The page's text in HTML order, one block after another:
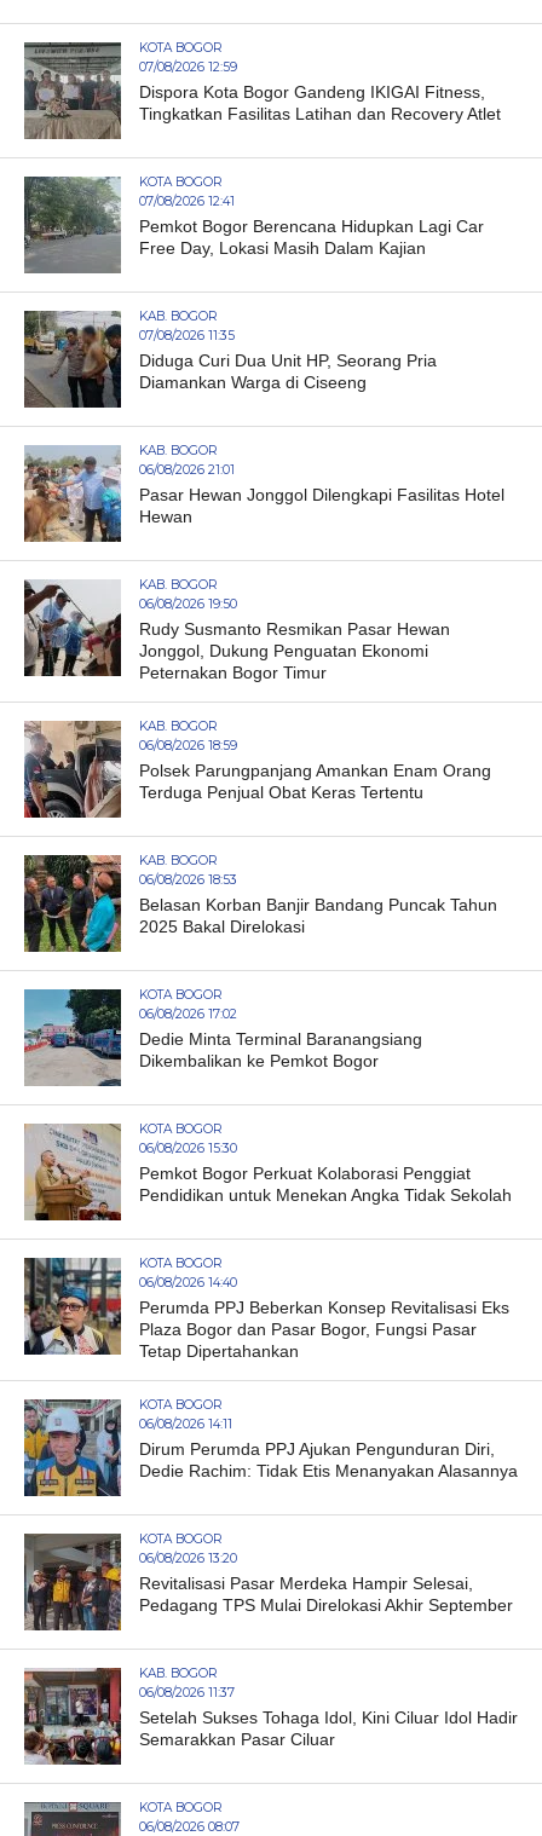
KOTA BOGOR
07/08/2026 12:59
Dispora Kota Bogor Gandeng IKIGAI Fitness,
Tingkatkan Fasilitas Latihan dan Recovery Atlet
KOTA BOGOR
07/08/2026 12:41
Pemkot Bogor Berencana Hidupkan Lagi Car
Free Day, Lokasi Masih Dalam Kajian
KAB. BOGOR
07/08/2026 11:35
Diduga Curi Dua Unit HP, Seorang Pria
Diamankan Warga di Ciseeng
KAB. BOGOR
06/08/2026 21:01
Pasar Hewan Jonggol Dilengkapi Fasilitas Hotel
Hewan
KAB. BOGOR
06/08/2026 19:50
Rudy Susmanto Resmikan Pasar Hewan
Jonggol, Dukung Penguatan Ekonomi
Peternakan Bogor Timur
KAB. BOGOR
06/08/2026 18:59
Polsek Parungpanjang Amankan Enam Orang
Terduga Penjual Obat Keras Tertentu
KAB. BOGOR
06/08/2026 18:53
Belasan Korban Banjir Bandang Puncak Tahun
2025 Bakal Direlokasi
KOTA BOGOR
06/08/2026 17:02
Dedie Minta Terminal Baranangsiang
Dikembalikan ke Pemkot Bogor
KOTA BOGOR
06/08/2026 15:30
Pemkot Bogor Perkuat Kolaborasi Penggiat
Pendidikan untuk Menekan Angka Tidak Sekolah
KOTA BOGOR
06/08/2026 14:40
Perumda PPJ Beberkan Konsep Revitalisasi Eks
Plaza Bogor dan Pasar Bogor, Fungsi Pasar
Tetap Dipertahankan
KOTA BOGOR
06/08/2026 14:11
Dirum Perumda PPJ Ajukan Pengunduran Diri,
Dedie Rachim: Tidak Etis Menanyakan Alasannya
KOTA BOGOR
06/08/2026 13:20
Revitalisasi Pasar Merdeka Hampir Selesai,
Pedagang TPS Mulai Direlokasi Akhir September
KAB. BOGOR
06/08/2026 11:37
Setelah Sukses Tohaga Idol, Kini Ciluar Idol Hadir
Semarakkan Pasar Ciluar
KOTA BOGOR
06/08/2026 08:07